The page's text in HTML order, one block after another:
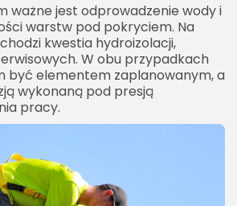
ważne jest odprowadzenie wody i
warstw pod pokryciem. Na
kwestia hydroizolacji,
W obu przypadkach
być elementem zaplanowanym, a
wykonaną pod presją
pracy.